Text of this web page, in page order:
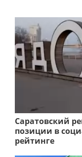
Саратовский
позиции в
рейтинге